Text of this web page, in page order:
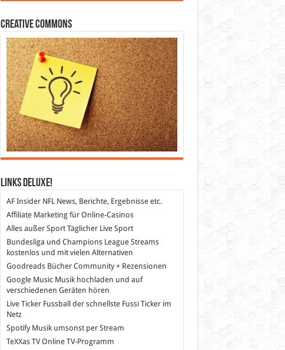
Creative Commons
Links DeLuXe!
AF InsiderNFL News, Berichte, Ergebnisse etc.
Affiliate Marketingfür Online-Casinos
Alles außer SportTäglicher Live Sport
Bundesliga und Champions League Streams
kostenlos und mit vielen Alternativen
GoodreadsBücher Community + Rezensionen
Google MusicMusik hochladen und auf
verschiedenen Geräten hören
Live Ticker Fussball
der schnellste Fussi Ticker im
Netz
SpotifyMusik umsonst per Stream
TeXXas TVOnline TV-Programm